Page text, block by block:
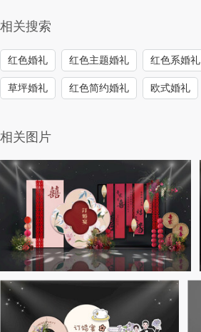
相关搜索
红色婚礼 红色主题婚礼 红色系婚礼
草坪婚礼 红色简约婚礼 欧式婚礼
相关图片